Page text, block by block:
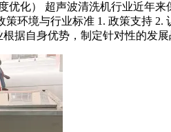
优化） 超声波清洗机行业近年
策环境与行业标准 1. 政策支持
据自身优势，制定针对性的发